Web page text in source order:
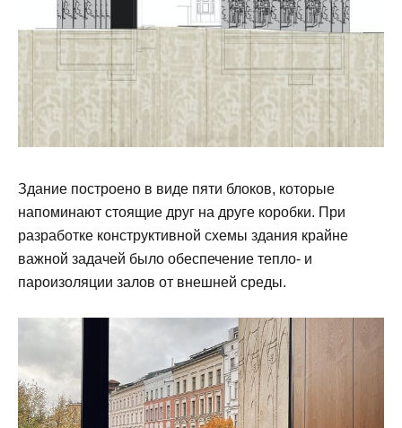
Здание построено в виде пяти блоков, которые
напоминают стоящие друг на друге коробки. При
разработке конструктивной схемы здания крайне
важной задачей было обеспечение тепло- и
пароизоляции залов от внешней среды.